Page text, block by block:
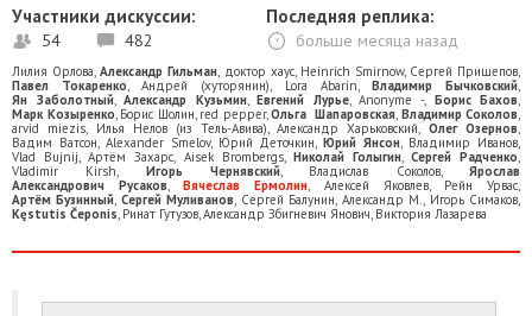
Участники дискуссии:
54 482
Последняя реплика:
больше месяца назад
Лилия Орлова ,Александр Гильман доктор хаус, Heinrich Smirnow, Сергей Прищепов
Павел Токаренко ,Андрей (хуторянин) Lora Abarin Владимир Бычковский
Ян Заболотный,Александр Кузьмин,Евгений Лурье,Anonyme -, Борис Бахов
Марк Козыренко Борис Шолин red pepper, Ольга Шапаровская Владимир Соколов
arvid miezis
Илья Нелов (из Тель-Авива) ,Александр Харьковский Олег Озернов
Вадим Ватсон Alexander Smelov, Юрий Деточкин ,Юрий Янсон Владимир Иванов
Vlad Bujnij ,Артём Захарс Aisek Brombergs, Николай Голыгин, Сергей Радченко
Vladimir Kirsh
Игорь Чернявский Владислав Соколов,Ярослав
Александрович Русаков ,Вячеслав Ермолин Алексей Яковлев, Рейн Урвас
Артём Бузинный Сергей Муливанов Сергей Балунин Александр М. Игорь Симаков
Kęstutis Čeponis Ринат Гутузов Александр Збигневич Янович Виктория Лазарева